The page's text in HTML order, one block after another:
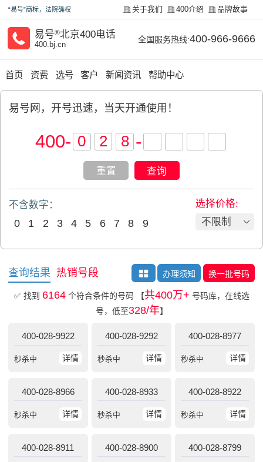
“易号”商标，法院确权 关于我们 400介绍 品牌故事
易号®北京400电话
400.bj.cn
全国服务热线:400-966-9666
首页 资费 选号 客户 新闻资讯 帮助中心
易号网，开号迅速，当天开通使用！
400- -
重置 查询
不含数字：
0 1 2 3 4 5 6 7 8 9
选择价格:
不限制
查询结果 热销号段 办理须知 换一批号码
✅ 找到 6164个符合条件的号码 【共400万+ 号码库，在线选
号，低至328/年】
400-028-9922
详情
秒杀中
400-028-9292
详情
秒杀中
400-028-8977
详情
秒杀中
400-028-8966
详情
秒杀中
400-028-8933
详情
秒杀中
400-028-8922
详情
秒杀中
400-028-8911 400-028-8900 400-028-8799